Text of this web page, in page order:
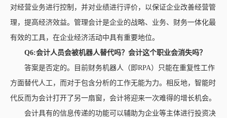
对经营业务进行控制，并对业绩进行评价，以保证企业改善经营管
理，提高经济效益。管理会计是企业的战略、业务、财务一体化最
有效的工具，在企业经济活动中具有重要地位。
Q6:会计人员会被机器人替代吗？会计这个职业会消失吗？
答案是否定的。目前财务机器人（即RPA）只能在重复性工作
方面替代人工，而对于包含分析的工作无能为力。相反地，智能时
代反而为会计打开了另一扇窗，会计将迎来一次难得的增长机会。
会计具有的信息传递的功能可以辅助为企业等主体进行投资决